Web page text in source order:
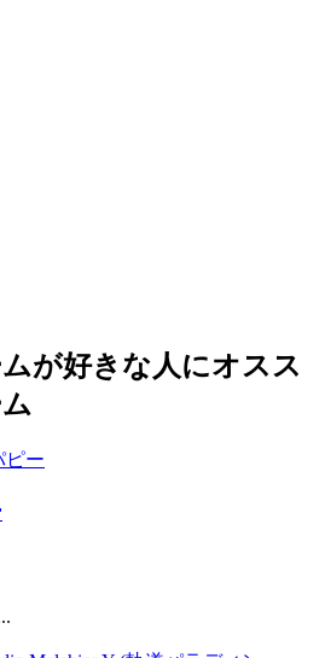
が好きな人にオスス